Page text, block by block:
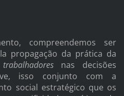
compreendemos ser
propagação da prática da
nas decisões
isso conjunto com a
social estratégico que os